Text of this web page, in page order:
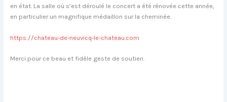
en état. La salle où s’est déroulé le concert a été rénovée cette année,
en particulier un magnifique médaillon sur la cheminée.
https://chateau-de-neuvicq-le-chateau.com
Merci pour ce beau et fidèle geste de soutien.